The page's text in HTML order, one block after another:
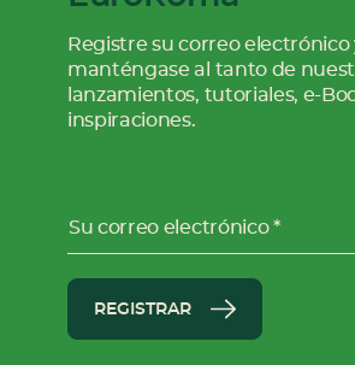
Registre su correo electrónico
manténgase al tanto de
lanzamientos, tutoriales, e-
inspiraciones.
Su correo electrónico
REGISTRAR